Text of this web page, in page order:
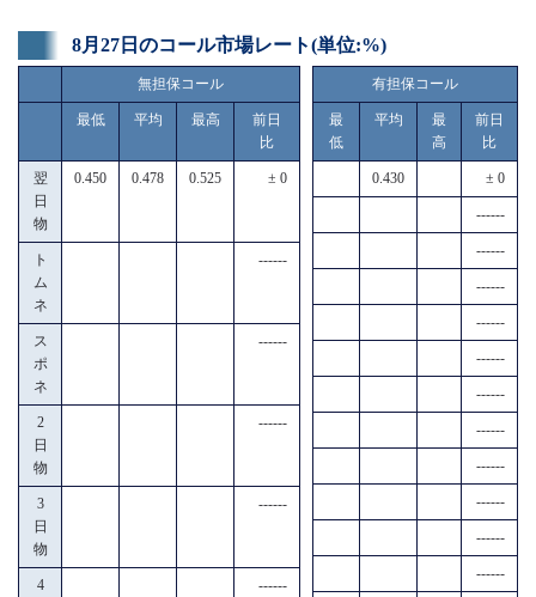
8月27日のコール市場レート(単位:%)
無担保コール
最低 平均 最高
前日
比
翌
日
物
0.450 0.478 0.525 ± 0
ト
ム
ネ
------
ス
ポ
ネ
------
2
日
物
------
3
日
物
------
4
------
有担保コール
最
低
平均
最
高
前日
比
0.430 ± 0
------
------
------
------
------
------
------
------
------
------
------